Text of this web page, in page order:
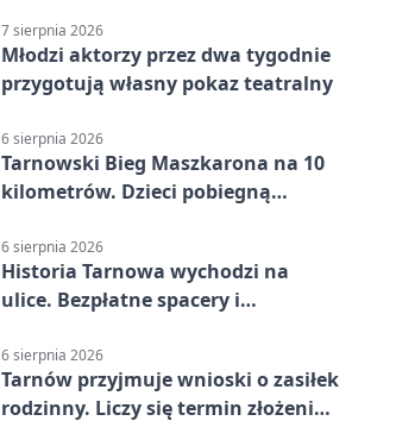
7 sierpnia 2026
Młodzi aktorzy przez dwa tygodnie
przygotują własny pokaz teatralny
6 sierpnia 2026
Tarnowski Bieg Maszkarona na 10
kilometrów. Dzieci pobiegną
6 sierpnia 2026
Historia Tarnowa wychodzi na
ulice. Bezpłatne spacery i
6 sierpnia 2026
Tarnów przyjmuje wnioski o zasiłek
rodzinny. Liczy się termin złożenia